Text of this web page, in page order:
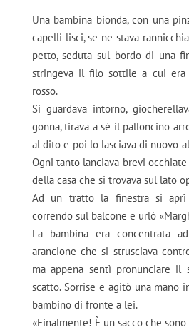
Una bambina bionda, con una
capelli lisci, se ne stava
petto, seduta sul bordo di una
stringeva il filo sottile a cui era
rosso.
Si guardava intorno,
gonna, tirava a sé il palloncino
al dito e poi lo lasciava di nuovo
Ogni tanto lanciava brevi
della casa che si trovava sul lato
Ad un tratto la finestra si
correndo sul balcone e urlò
La bambina era concentrata
arancione che si strusciava
ma appena sentì pronunciare
scatto. Sorrise e agitò una mano
bambino di fronte a lei.
«Finalmente! È un sacco che